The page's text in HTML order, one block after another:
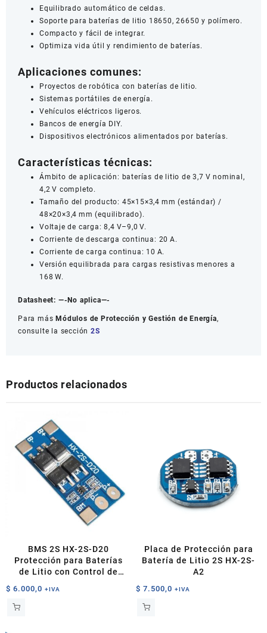
Equilibrado automático de celdas.
Soporte para baterías de litio 18650, 26650 y polímero.
Compacto y fácil de integrar.
Optimiza vida útil y rendimiento de baterías.
Aplicaciones comunes:
Proyectos de robótica con baterías de litio.
Sistemas portátiles de energía.
Vehículos eléctricos ligeros.
Bancos de energía DIY.
Dispositivos electrónicos alimentados por baterías.
Características técnicas:
Ámbito de aplicación: baterías de litio de 3,7 V nominal,
4,2 V completo.
Tamaño del producto: 45×15×3,4 mm (estándar) /
48×20×3,4 mm (equilibrado).
Voltaje de carga: 8,4 V–9,0 V.
Corriente de descarga continua: 20 A.
Corriente de carga continua: 10 A.
Versión equilibrada para cargas resistivas menores a
168 W.
Datasheet: —-No aplica—-
Para más Módulos de Protección y Gestión de Energía,
consulte la sección2S
Productos relacionados
BMS 2S HX-2S-D20
Protección para Baterías
de Litio con Control de
$ 6.000,0 +IVA
Placa de Protección para
Batería de Litio 2S HX-2S-
A2
$ 7.500,0 +IVA